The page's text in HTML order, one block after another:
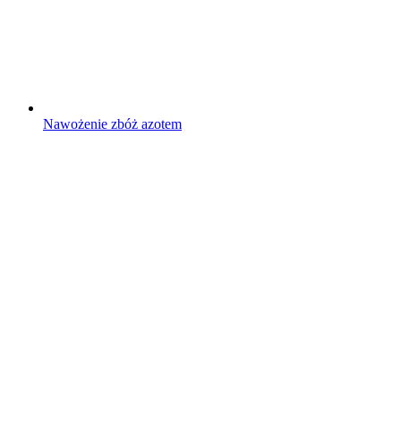
Nawożenie zbóż azotem